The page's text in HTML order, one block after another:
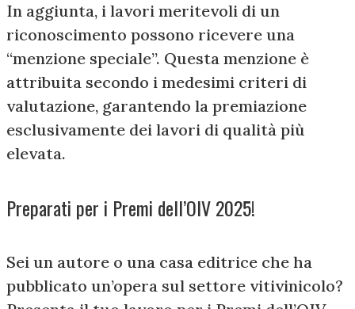
In aggiunta, i lavori meritevoli di un
riconoscimento possono ricevere una
“menzione speciale”. Questa menzione è
attribuita secondo i medesimi criteri di
valutazione, garantendo la premiazione
esclusivamente dei lavori di qualità più
elevata.
Preparati per i Premi dell’OIV 2025!
Sei un autore o una casa editrice che ha
pubblicato un’opera sul settore vitivinicolo?